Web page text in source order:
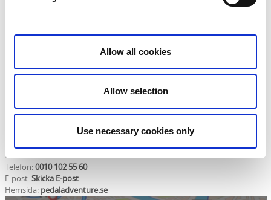
Allow all cookies
Allow selection
Use necessary cookies only
Markrunt
Kontaktinformation
511 62 Skene
Telefon:0010 102 55 60
E-post:Skicka E-post
Hemsida: pedaladventure.se